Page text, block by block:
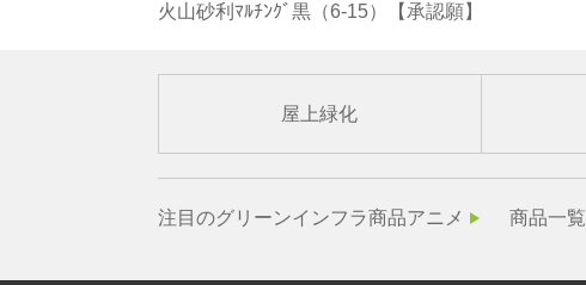
火山砂利ﾏﾙﾁﾝｸﾞ黒（6-15）【承認願】
屋上緑化
注目のグリーンインフラ商品アニメ 商品一覧